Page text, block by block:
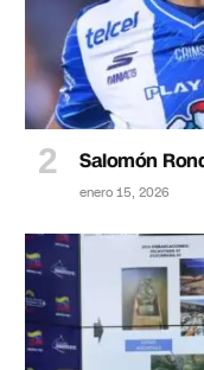
Salomón
enero 15, 2026